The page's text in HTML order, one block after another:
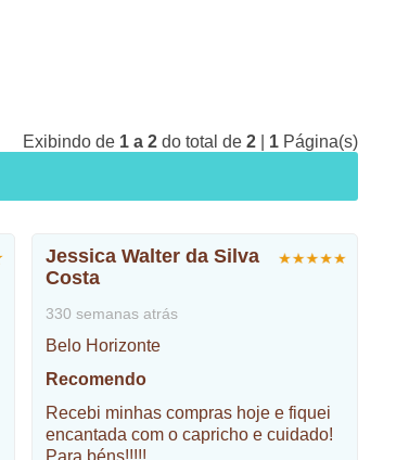
Exibindo de 1 a 2do total de 2| 1Página(s)
Jessica Walter da Silva
Costa
330 semanas atrás
Belo Horizonte
Recomendo
Recebi minhas compras hoje e fiquei
encantada com o capricho e cuidado!